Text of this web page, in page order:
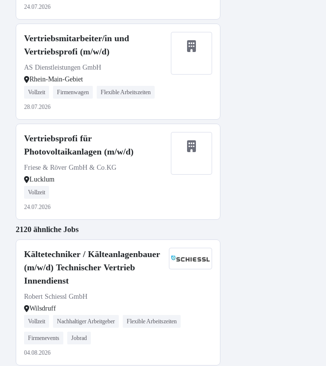
24.07.2026
Vertriebsmitarbeiter/in und
Vertriebsprofi (m/w/d)
AS Dienstleistungen GmbH
Rhein-Main-Gebiet
Vollzeit Firmenwagen Flexible Arbeitszeiten
28.07.2026
Vertriebsprofi für
Photovoltaikanlagen (m/w/d)
Friese & Röver GmbH & Co.KG
Lucklum
Vollzeit
24.07.2026
2120 ähnliche Jobs
Kältetechniker / Kälteanlagenbauer
(m/w/d) Technischer Vertrieb
Innendienst
Robert Schiessl GmbH
Wilsdruff
Vollzeit Nachhaltiger Arbeitgeber Flexible Arbeitszeiten
Firmenevents Jobrad
04.08.2026